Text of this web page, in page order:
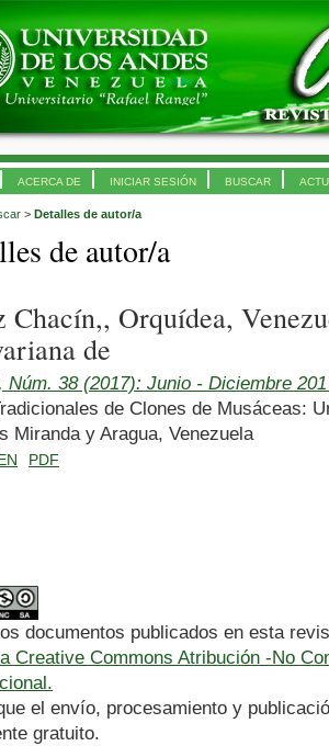
ACERCA DE INICIAR SESIÓN BUSCAR
> Detalles de autor/a
de autor/a
Chacín,, Orquídea,
de
Núm. 38 (2017): Junio - Diciembre
de Clones de Musáceas:
Miranda y Aragua, Venezuela
PDF
documentos publicados en esta
Creative Commons Atribución -No
el envío, procesamiento y
gratuito.